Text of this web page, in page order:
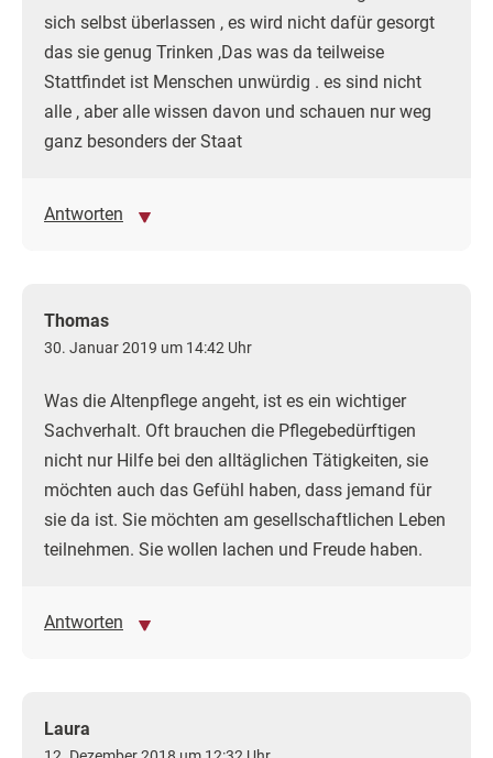
sich selbst überlassen , es wird nicht dafür gesorgt
das sie genug Trinken ,Das was da teilweise
Stattfindet ist Menschen unwürdig . es sind nicht
alle , aber alle wissen davon und schauen nur weg
ganz besonders der Staat
Antworten
Thomas
30. Januar 2019 um 14:42 Uhr
Was die Altenpflege angeht, ist es ein wichtiger
Sachverhalt. Oft brauchen die Pflegebedürftigen
nicht nur Hilfe bei den alltäglichen Tätigkeiten, sie
möchten auch das Gefühl haben, dass jemand für
sie da ist. Sie möchten am gesellschaftlichen Leben
teilnehmen. Sie wollen lachen und Freude haben.
Antworten
Laura